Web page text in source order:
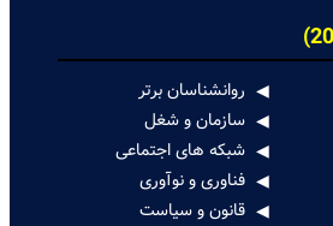
روانشناسان برتر
سازمان و شغل
شبکه های اجتماعی
فناوری و نوآوری
قانون و سیاست